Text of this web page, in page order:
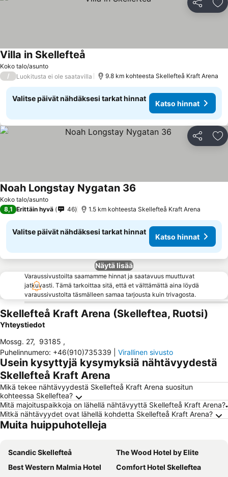
Jaa
Koko talo/asunto
Villa in Skellefteå
/ Luokitusta ei ole saatavilla 9.8 km kohteesta Skellefteå Kraft Arena
Valitse päivät nähdäksesi tarkat hinnat
Katso hinnat
Jaa
Koko talo/asunto
Noah Longstay Nygatan 36
8,1 Erittäin hyvä 46 1.5 km kohteesta Skellefteå Kraft Arena
Valitse päivät nähdäksesi tarkat hinnat
Katso hinnat
Näytä lisää
Varaussivustoilta saamamme hinnat ja saatavuus muuttuvat
jatkuvasti. Tämä tarkoittaa sitä, että et välttämättä aina löydä
varaussivustolta täsmälleen samaa tarjousta kuin trivagosta.
Skellefteå Kraft Arena (Skelleftea, Ruotsi)
Yhteystiedot
Mossg. 27, 93185 ,
Puhelinnumero: +46(910)735339 Virallinen sivusto
Usein kysyttyjä kysymyksiä nähtävyydestä
Skellefteå Kraft Arena
Mikä tekee nähtävyydestä Skellefteå Kraft Arena suositun
kohteessa Skelleftea?
Mitä majoituspaikkoja on lähellä nähtävyyttä Skellefteå Kraft Arena?
Mitkä nähtävyydet ovat lähellä kohdetta Skellefteå Kraft Arena?
Muita huippuhotelleja
Scandic Skellefteå
The Wood Hotel by Elite
Best Western Malmia Hotel
Comfort Hotel Skelleftea